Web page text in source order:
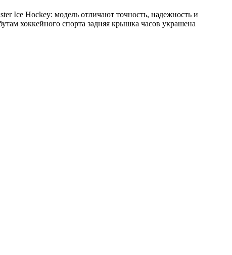
Ice Hockey: модель отличают точность, надежность и
хоккейного спорта задняя крышка часов украшена